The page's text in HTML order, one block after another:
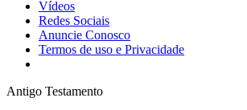
Vídeos
Redes Sociais
Anuncie Conosco
Termos de uso e Privacidade
Antigo Testamento